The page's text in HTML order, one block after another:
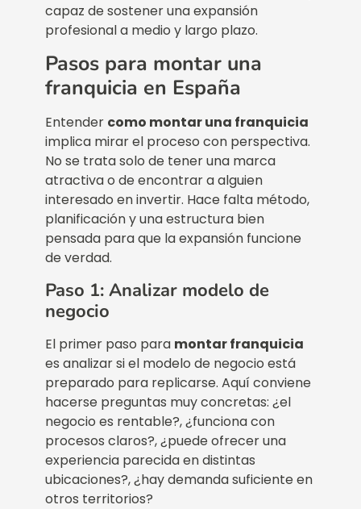
capaz de sostener una expansión
profesional a medio y largo plazo.
Pasos para montar una
franquicia en España
Entender como montar una franquicia
implica mirar el proceso con perspectiva.
No se trata solo de tener una marca
atractiva o de encontrar a alguien
interesado en invertir. Hace falta método,
planificación y una estructura bien
pensada para que la expansión funcione
de verdad.
Paso 1: Analizar modelo de
negocio
El primer paso para montar franquicia
es analizar si el modelo de negocio está
preparado para replicarse. Aquí conviene
hacerse preguntas muy concretas: ¿el
negocio es rentable?, ¿funciona con
procesos claros?, ¿puede ofrecer una
experiencia parecida en distintas
ubicaciones?, ¿hay demanda suficiente en
otros territorios?